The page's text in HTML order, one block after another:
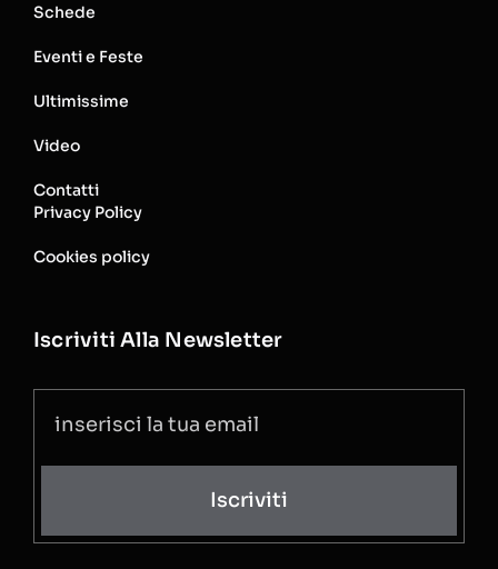
Schede
Eventi e Feste
Ultimissime
Video
Contatti
Privacy Policy
Cookies policy
Iscriviti Alla Newsletter
Iscriviti